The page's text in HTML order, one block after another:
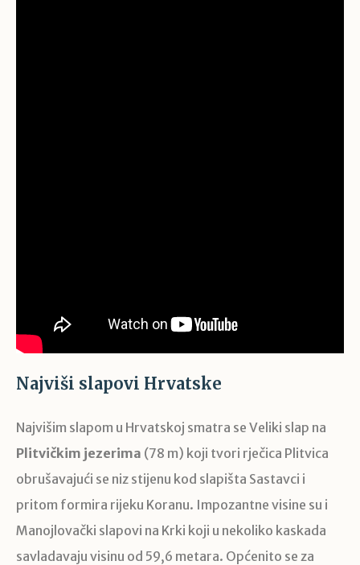
Najviši slapovi Hrvatske
Najvišim slapom u Hrvatskoj smatra se Veliki slap na
Plitvičkim jezerima (78 m) koji tvori rječica Plitvica
obrušavajući se niz stijenu kod slapišta Sastavci i
pritom formira rijeku Koranu. Impozantne visine su i
Manojlovački slapovi na Krki koji u nekoliko kaskada
savladavaju visinu od 59,6 metara. Općenito se za